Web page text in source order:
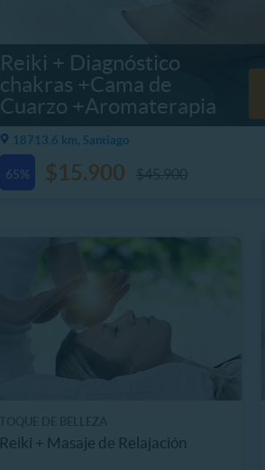
Reiki + Diagnóstico
chakras +Cama de
Cuarzo +Aromaterapia
18713.6 km, Santiago
65% $15.900
Reiki + Masaje de Relajación